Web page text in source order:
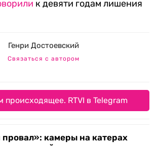
к девяти годам лишения
Генри Достоевский
Связаться с автором
происходящее. RTVI в Telegram
камеры на катерах